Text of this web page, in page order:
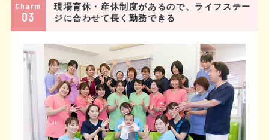
Charm
03
現場育休・産休制度があるので、ライフステー
ジに合わせて長く勤務できる